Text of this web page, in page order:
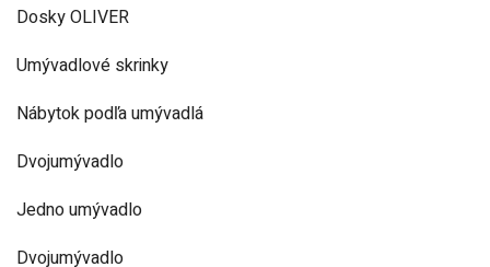
Dosky OLIVER
Umývadlové skrinky
Nábytok podľa umývadlá
Dvojumývadlo
Jedno umývadlo
Dvojumývadlo